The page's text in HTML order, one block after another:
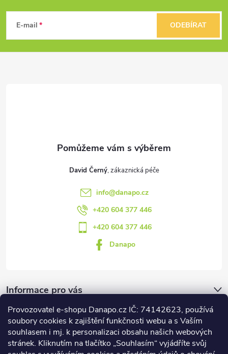
Provozovatel e-shopu Danapo.cz IČ: 74142623, používá
soubory cookies k zajištění funkčnosti webu a s Vaším
souhlasem i mj. k personalizaci obsahu našich webových
stránek. Kliknutím na tlačítko „Souhlasím“ vyjádříte svůj
p
E-mail ODEBÍRAT
David Černý
info@danapo.cz
+420 604 377 446
+420 604 377 446
Danapo
Informace pro vás
Dotazník
Co upřednosťnujete?